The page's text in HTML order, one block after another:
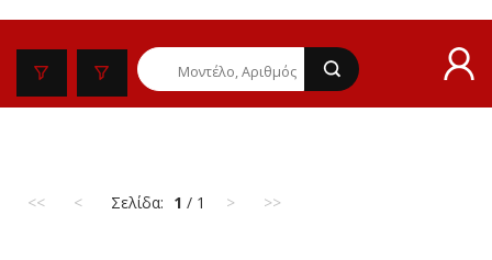
<< < Σελίδα: 1 / 1 > >>